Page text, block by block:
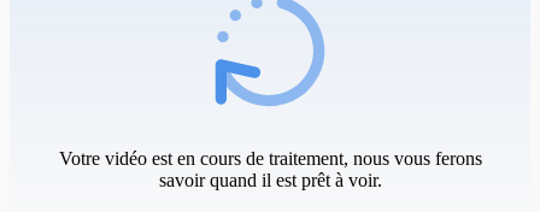
Votre vidéo est en cours de traitement, nous vous ferons
savoir quand il est prêt à voir.